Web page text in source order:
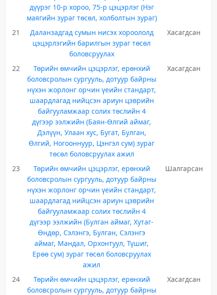
дүүрэг 10-р хороо, 75-р цэцэрлэг (Нэг
маягийн зураг төсөл, холболтын зураг)
21
Даланзадгад сумын нисэх хороололд
цэцэрлэгийн барилгын зураг төсөл
боловсруулах
Хасагдсан
22
Төрийн өмчийн цэцэрлэг, ерөнхий
боловсролын сургууль, дотуур байрны
нүхэн жорлонг орчин үеийн стандарт,
шаардлагад нийцсэн ариун цэврийн
байгууламжаар солих төслийн 4
дүгээр ээлжийн (Баян-Өлгий аймаг,
Дэлүүн, Улаан хус, Бугат, Булган,
Өлгий, Ногооннуур, Цэнгэл сум) зураг
төсөл боловсруулах ажил
Хасагдсан
23
Төрийн өмчийн цэцэрлэг, ерөнхий
боловсролын сургууль, дотуур байрны
нүхэн жорлонг орчин үеийн стандарт,
шаардлагад нийцсэн ариун цэврийн
байгууламжаар солих төслийн 4
дүгээр ээлжийн (Булган аймаг, Хутаг-
Өндөр, Сэлэнгэ, Булган, Сэлэнгэ
аймаг, Мандал, Орхонтуул, Түшиг,
Ерөө сум) зураг төсөл боловсруулах
ажил
Шалгарсан
24
Төрийн өмчийн цэцэрлэг, ерөнхий
боловсролын сургууль, дотуур байрны
Хасагдсан